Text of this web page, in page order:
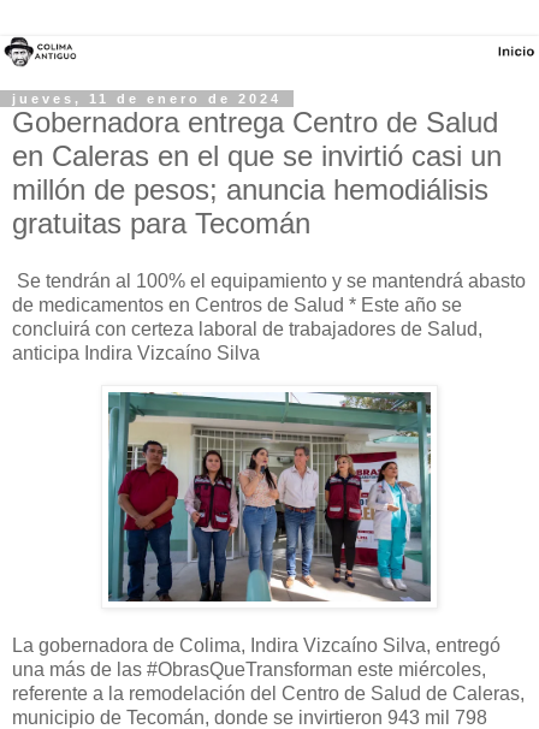
jueves, 11 de enero de 2024
Gobernadora entrega Centro de Salud
en Caleras en el que se invirtió casi un
millón de pesos; anuncia hemodiálisis
gratuitas para Tecomán
Se tendrán al 100% el equipamiento y se mantendrá abasto
de medicamentos en Centros de Salud * Este año se
concluirá con certeza laboral de trabajadores de Salud,
anticipa Indira Vizcaíno Silva
La gobernadora de Colima, Indira Vizcaíno Silva, entregó
una más de las #ObrasQueTransforman este miércoles,
referente a la remodelación del Centro de Salud de Caleras,
municipio de Tecomán, donde se invirtieron 943 mil 798